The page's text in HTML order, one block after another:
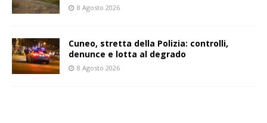
8 Agosto 2026
Cuneo, stretta della Polizia: controlli,
denunce e lotta al degrado
8 Agosto 2026